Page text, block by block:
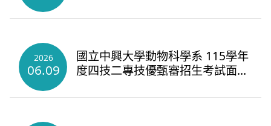
2026
06.09
國立中興大學動物科學系 115學年
度四技二專技優甄審招生考試面試